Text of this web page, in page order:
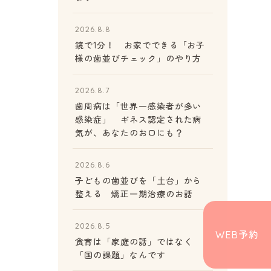
2026.8.8
鏡で1分！ お家でできる「お子
様の歯並びチェック」のやり方
2026.8.7
歯周病は「世界一感染者が多い
感染症」 ギネス認定された病
気が、あなたのお口にも？
2026.8.6
子どもの歯並びを「土台」から
整える 矯正一期治療のお話
2026.8.5
食育は「家庭の話」ではなく
「国の課題」なんです
WEB予約